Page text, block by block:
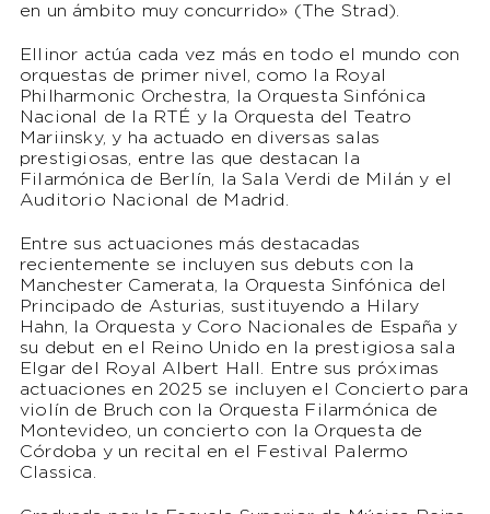
en un ámbito muy concurrido» (The Strad).
Ellinor actúa cada vez más en todo el mundo con
orquestas de primer nivel, como la Royal
Philharmonic Orchestra, la Orquesta Sinfónica
Nacional de la RTÉ y la Orquesta del Teatro
Mariinsky, y ha actuado en diversas salas
prestigiosas, entre las que destacan la
Filarmónica de Berlín, la Sala Verdi de Milán y el
Auditorio Nacional de Madrid.
Entre sus actuaciones más destacadas
recientemente se incluyen sus debuts con la
Manchester Camerata, la Orquesta Sinfónica del
Principado de Asturias, sustituyendo a Hilary
Hahn, la Orquesta y Coro Nacionales de España y
su debut en el Reino Unido en la prestigiosa sala
Elgar del Royal Albert Hall. Entre sus próximas
actuaciones en 2025 se incluyen el Concierto para
violín de Bruch con la Orquesta Filarmónica de
Montevideo, un concierto con la Orquesta de
Córdoba y un recital en el Festival Palermo
Classica.